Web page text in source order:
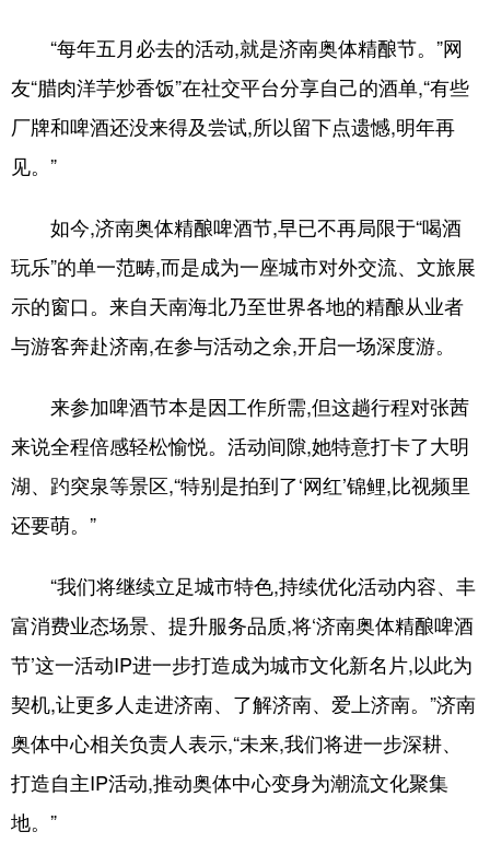
“每年五月必去的活动,就是济南奥体精酿节。”网
友“腊肉洋芋炒香饭”在社交平台分享自己的酒单,“有些
厂牌和啤酒还没来得及尝试,所以留下点遗憾,明年再
见。”
如今,济南奥体精酿啤酒节,早已不再局限于“喝酒
玩乐”的单一范畴,而是成为一座城市对外交流、文旅展
示的窗口。来自天南海北乃至世界各地的精酿从业者
与游客奔赴济南,在参与活动之余,开启一场深度游。
来参加啤酒节本是因工作所需,但这趟行程对张茜
来说全程倍感轻松愉悦。活动间隙,她特意打卡了大明
湖、趵突泉等景区,“特别是拍到了‘网红’锦鲤,比视频里
还要萌。”
“我们将继续立足城市特色,持续优化活动内容、丰
富消费业态场景、提升服务品质,将‘济南奥体精酿啤酒
节’这一活动IP进一步打造成为城市文化新名片,以此为
契机,让更多人走进济南、了解济南、爱上济南。”济南
奥体中心相关负责人表示,“未来,我们将进一步深耕、
打造自主IP活动,推动奥体中心变身为潮流文化聚集
地。”